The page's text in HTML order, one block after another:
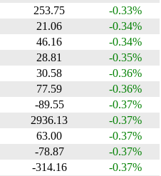
253.75
-0.33%
21.06
-0.34%
46.16
-0.34%
28.81
-0.35%
30.58
-0.36%
77.59
-0.36%
-89.55
-0.37%
2936.13
-0.37%
63.00
-0.37%
-78.87
-0.37%
-314.16
-0.37%